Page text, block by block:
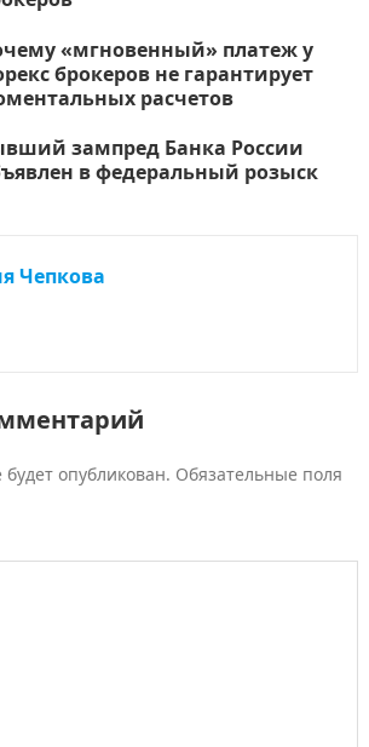
«мгновенный» платеж у
брокеров не гарантирует
расчетов
зампред Банка России
в федеральный розыск
Чепкова
опубликован. Обязательные поля